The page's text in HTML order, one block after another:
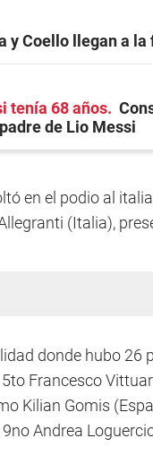
y Coello llegan a
tenía 68 años
de Lio Messi
en el podio al
(Italia),
donde hubo
Francesco
Kilian Gomis
Andrea